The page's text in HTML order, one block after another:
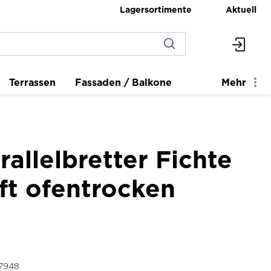
Lagersortimente Aktuell
Terrassen Fassaden / Balkone Mehr
Fichte
ofentrocken